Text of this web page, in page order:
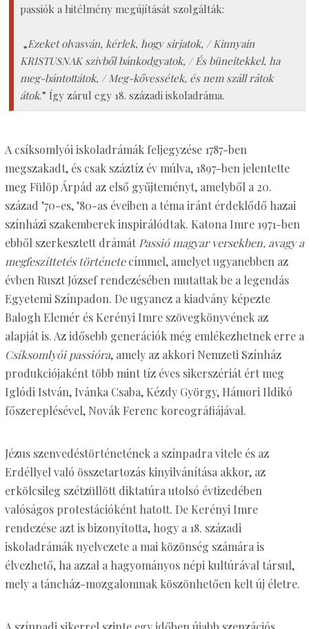
passiók a hitélmény megújítását szolgálták:
„Ezeket olvasván, kérlek, hogy sirjatok, / Kinnyain
KRISTUSNAK szivből bánkodgyatok, / És büneitekkel, ha
meg-bántottátok, / Meg-kővessétek, és nem száll rátok
átok.” Így zárul egy 18. századi iskoladráma.
A csíksomlyói iskoladrámák feljegyzése 1787-ben
megszakadt, és csak száztíz év múlva, 1897-ben jelentette
meg Fülöp Árpád az első gyűjteményt, amelyből a 20.
század ’70-es, ’80-as éveiben a téma iránt érdeklődő hazai
színházi szakemberek inspirálódtak. Katona Imre 1971-ben
ebből szerkesztett drámát Passió magyar versekben, avagy a
megfeszíttetés történetecímmel, amelyet ugyanebben az
évben Ruszt József rendezésében mutattak be a legendás
Egyetemi Színpadon. De ugyanez a kiadvány képezte
Balogh Elemér és Kerényi Imre szövegkönyvének az
alapját is. Az idősebb generációk még emlékezhetnek erre a
Csíksomlyói passióra, amely az akkori Nemzeti Színház
produkciójaként több mint tíz éves sikerszériát ért meg
Iglódi István, Ivánka Csaba, Kézdy György, Hámori Ildikó
főszereplésével, Novák Ferenc koreográfiájával.
Jézus szenvedéstörténetének a színpadra vitele és az
Erdéllyel való összetartozás kinyilvánítása akkor, az
erkölcsileg szétzüllött diktatúra utolsó évtizedében
valóságos protestációként hatott. De Kerényi Imre
rendezése azt is bizonyította, hogy a 18. századi
iskoladrámák nyelvezete a mai közönség számára is
élvezhető, ha azzal a hagyományos népi kultúrával társul,
mely a táncház-mozgalomnak köszönhetően kelt új életre.